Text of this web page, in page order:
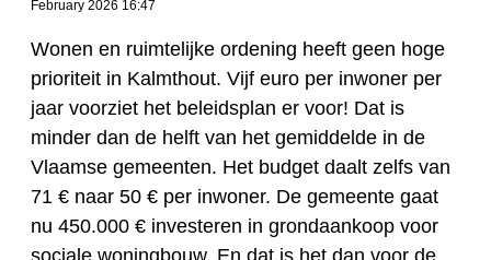
February 2026 16:47
Wonen en ruimtelijke ordening heeft geen hoge
prioriteit in Kalmthout. Vijf euro per inwoner per
jaar voorziet het beleidsplan er voor! Dat is
minder dan de helft van het gemiddelde in de
Vlaamse gemeenten. Het budget daalt zelfs van
71 € naar 50 € per inwoner. De gemeente gaat
nu 450.000 € investeren in grondaankoop voor